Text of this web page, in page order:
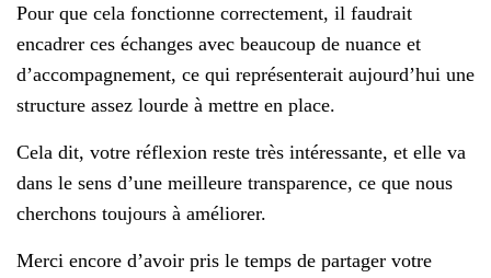
Pour que cela fonctionne correctement, il faudrait
encadrer ces échanges avec beaucoup de nuance et
d’accompagnement, ce qui représenterait aujourd’hui une
structure assez lourde à mettre en place.
Cela dit, votre réflexion reste très intéressante, et elle va
dans le sens d’une meilleure transparence, ce que nous
cherchons toujours à améliorer.
Merci encore d’avoir pris le temps de partager votre